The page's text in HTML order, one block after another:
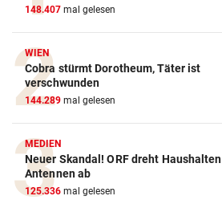
148.407 mal gelesen
WIEN
Cobra stürmt Dorotheum, Täter ist
verschwunden
144.289 mal gelesen
MEDIEN
Neuer Skandal! ORF dreht Haushalten
Antennen ab
125.336 mal gelesen
Action-Cam Vergleich
ZUM VERGLEICH
E-Bike Vergleich
ZUM VERGLEICH